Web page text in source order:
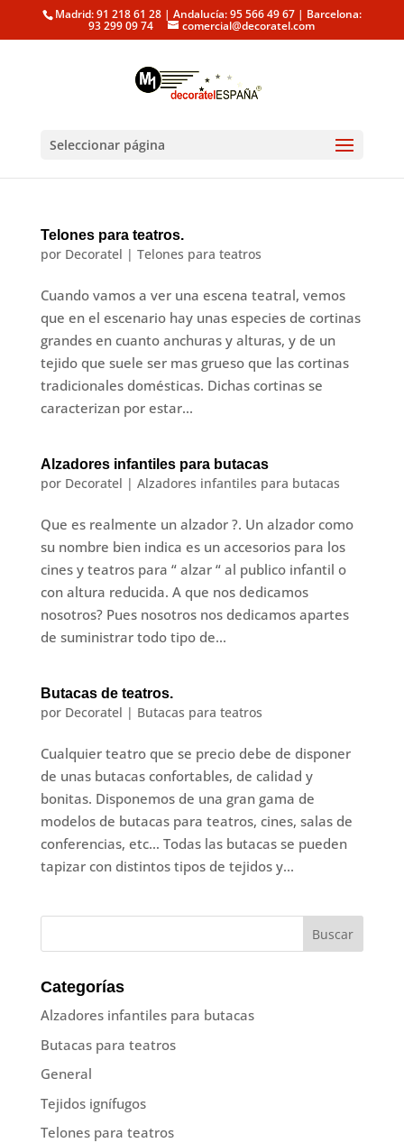
Madrid: 91 218 61 28 | Andalucía: 95 566 49 67 | Barcelona:
93 299 09 74 comercial@decoratel.com
Seleccionar página
Telones para teatros.
por Decoratel | Telones para teatros
Cuando vamos a ver una escena teatral, vemos
que en el escenario hay unas especies de cortinas
grandes en cuanto anchuras y alturas, y de un
tejido que suele ser mas grueso que las cortinas
tradicionales domésticas. Dichas cortinas se
caracterizan por estar...
Alzadores infantiles para butacas
por Decoratel | Alzadores infantiles para butacas
Que es realmente un alzador ?. Un alzador como
su nombre bien indica es un accesorios para los
cines y teatros para “ alzar “ al publico infantil o
con altura reducida. A que nos dedicamos
nosotros? Pues nosotros nos dedicamos apartes
de suministrar todo tipo de...
Butacas de teatros.
por Decoratel | Butacas para teatros
Cualquier teatro que se precio debe de disponer
de unas butacas confortables, de calidad y
bonitas. Disponemos de una gran gama de
modelos de butacas para teatros, cines, salas de
conferencias, etc… Todas las butacas se pueden
tapizar con distintos tipos de tejidos y...
Categorías
Alzadores infantiles para butacas
Butacas para teatros
General
Tejidos ignífugos
Telones para teatros